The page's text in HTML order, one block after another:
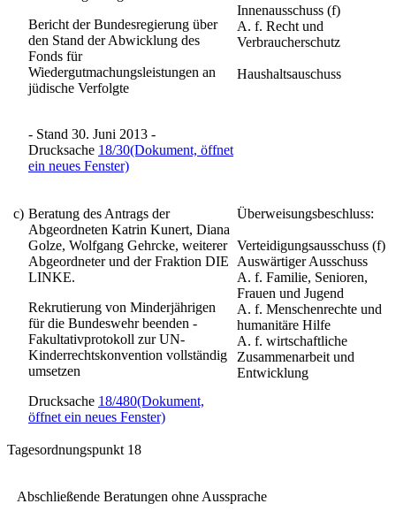
Bericht der Bundesregierung über
den Stand der Abwicklung des
Fonds für
Wiedergutmachungsleistungen an
jüdische Verfolgte
- Stand 30. Juni 2013 -
Drucksache 18/30(Dokument, öffnet
ein neues Fenster)
Innenausschuss (f)
A. f. Recht und
Verbraucherschutz
Haushaltsauschuss
c) Beratung des Antrags der
Abgeordneten Katrin Kunert, Diana
Golze, Wolfgang Gehrcke, weiterer
Abgeordneter und der Fraktion DIE
LINKE.
Rekrutierung von Minderjährigen
für die Bundeswehr beenden -
Fakultativprotokoll zur UN-
Kinderrechtskonvention vollständig
umsetzen
Drucksache 18/480(Dokument,
öffnet ein neues Fenster)
Überweisungsbeschluss:
Verteidigungsausschuss (f)
Auswärtiger Ausschuss
A. f. Familie, Senioren,
Frauen und Jugend
A. f. Menschenrechte und
humanitäre Hilfe
A. f. wirtschaftliche
Zusammenarbeit und
Entwicklung
Tagesordnungspunkt 18
Abschließende Beratungen ohne Aussprache